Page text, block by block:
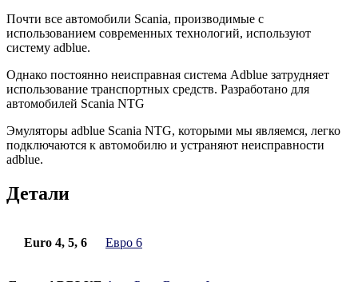
Почти все автомобили Scania, производимые с
использованием современных технологий, используют
систему adblue.
Однако постоянно неисправная система Adblue затрудняет
использование транспортных средств. Разработано для
автомобилей Scania NTG
Эмуляторы adblue Scania NTG, которыми мы являемся, легко
подключаются к автомобилю и устраняют неисправности
adblue.
Детали
Euro 4, 5, 6 Евро 6